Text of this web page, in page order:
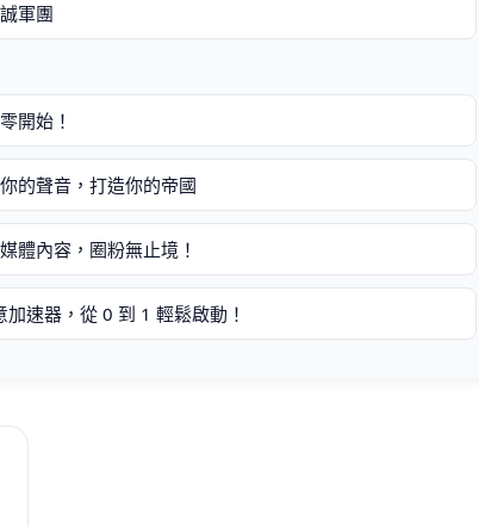
軍團
開始！
的聲音，打造你的帝國
體內容，圈粉無止境！
速器，從 0 到 1 輕鬆啟動！